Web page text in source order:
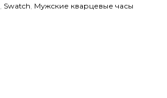
Swatch Мужские кварцевые часы